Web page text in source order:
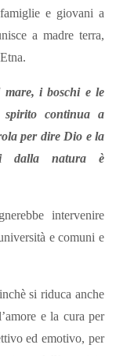
e giovani a
a madre terra,
mare, i boschi e le
continua a
per dire Dio e la
dalla natura è
intervenire
e comuni e
si riduca anche
e la cura per
ed emotivo, per